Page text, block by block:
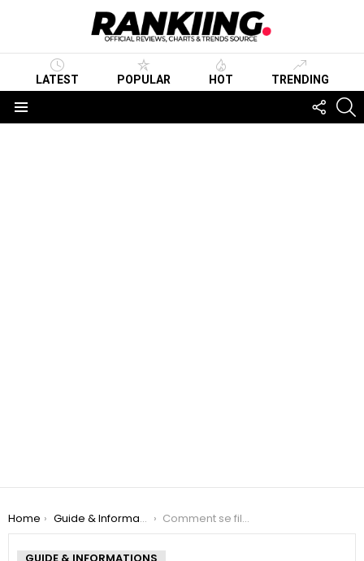
LATEST POPULAR HOT TRENDING
US
You are here:
Home Guide & Informations Comment se filmer avec WhatsApp ?